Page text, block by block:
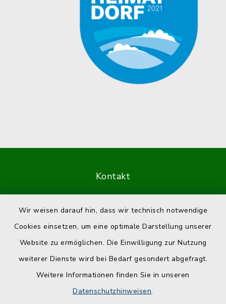
Wir weisen darauf hin, dass wir technisch notwendige
Cookies einsetzen, um eine optimale Darstellung unserer
Website zu ermöglichen. Die Einwilligung zur Nutzung
weiterer Dienste wird bei Bedarf gesondert abgefragt.
Weitere Informationen finden Sie in unseren
Datenschutzhinweisen.
Kontakt
Datenschutz
Impressum
Sitemap